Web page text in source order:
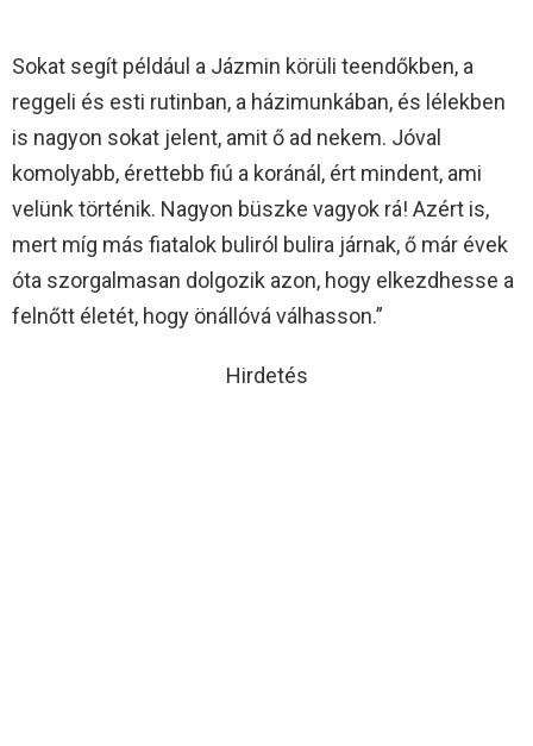
Sokat segít például a Jázmin körüli teendőkben, a
reggeli és esti rutinban, a házimunkában, és lélekben
is nagyon sokat jelent, amit ő ad nekem. Jóval
komolyabb, érettebb fiú a koránál, ért mindent, ami
velünk történik. Nagyon büszke vagyok rá! Azért is,
mert míg más fiatalok buliról bulira járnak, ő már évek
óta szorgalmasan dolgozik azon, hogy elkezdhesse a
felnőtt életét, hogy önállóvá válhasson.”
Hirdetés